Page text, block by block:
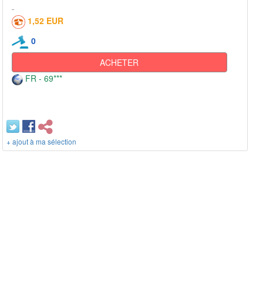
1,52 EUR
0
ACHETER
FR - 69***
+ ajout à ma sélection